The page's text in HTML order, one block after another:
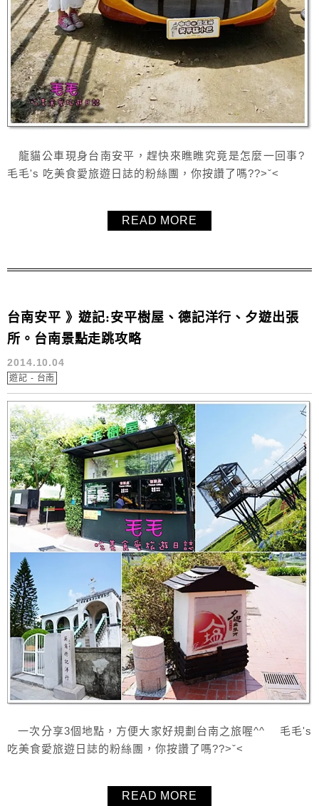
龍貓公車現身台南安平，趕快來瞧瞧究竟是怎麼一回事?
毛毛's 吃美食愛旅遊日誌的粉絲團，你按讚了嗎??>ˇ<
READ MORE
台南安平 》遊記:安平樹屋、德記洋行、夕遊出張
所。台南景點走跳攻略
2014.10.04
遊記 - 台南
一次分享3個地點，方便大家好規劃台南之旅喔^^ 毛毛's
吃美食愛旅遊日誌的粉絲團，你按讚了嗎??>ˇ<
READ MORE